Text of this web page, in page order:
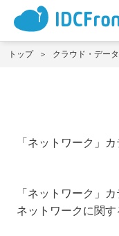
トップ クラウド・デー
「ネットワーク」
「ネットワーク」
ネットワークに関す